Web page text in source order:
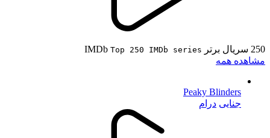
250 سریال برتر IMDb Top 250 IMDb series
مشاهده همه
Peaky Blinders
جنایی درام